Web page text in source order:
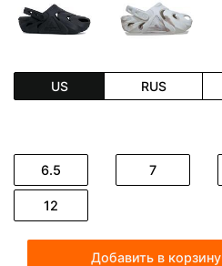
US RUS
6.5 7
12
Добавить в корзину